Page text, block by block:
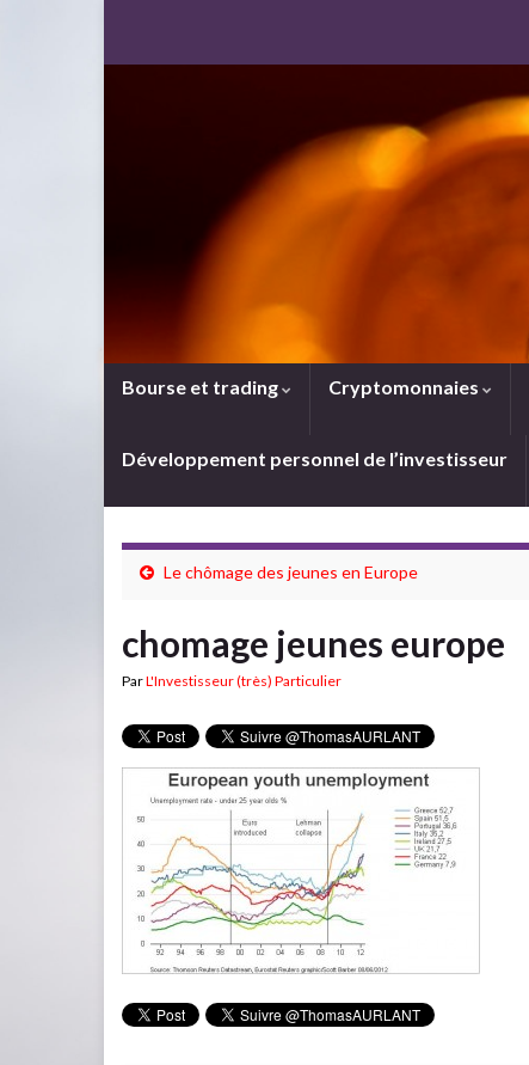
Bourse et trading Cryptomonnaies
Développement personnel de l’investisseur
Le chômage des jeunes en Europe
chomage jeunes europe
ParL'Investisseur (très) Particulier